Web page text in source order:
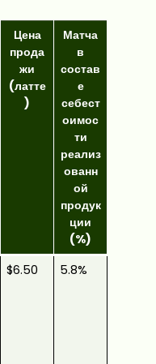
Цена
прода
жи
(латте
)
Матча
в
состав
е
себест
оимос
ти
реализ
ованн
ой
продук
ции
(%)
$6.50 5.8%